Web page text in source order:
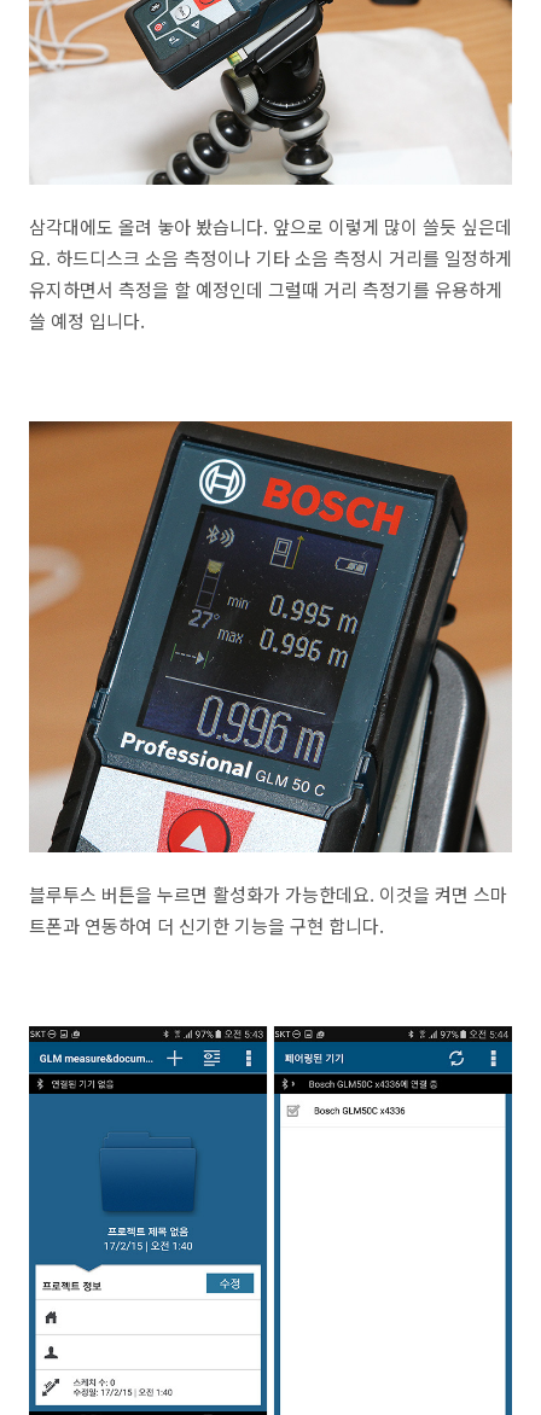
삼각대에도 올려 놓아 봤습니다. 앞으로 이렇게 많이 쓸듯 싶은데
요. 하드디스크 소음 측정이나 기타 소음 측정시 거리를 일정하게
유지하면서 측정을 할 예정인데 그럴때 거리 측정기를 유용하게
쓸 예정 입니다.
블루투스 버튼을 누르면 활성화가 가능한데요. 이것을 켜면 스마
트폰과 연동하여 더 신기한 기능을 구현 합니다.